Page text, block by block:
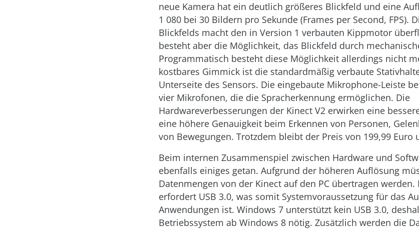
neue Kamera hat ein deutlich größeres Blickfeld und eine
1 080 bei 30 Bildern pro Sekunde (Frames per Second, FPS).
Blickfelds macht den in Version 1 verbauten Kippmotor
besteht aber die Möglichkeit, das Blickfeld durch
Programmatisch besteht diese Möglichkeit allerdings nicht
kostbares Gimmick ist die standardmäßig verbaute
Unterseite des Sensors. Die eingebaute Mikro­phone-Leiste
vier Mikrofonen, die die Spracherkennung ermöglichen. Die
Hardwareverbesserungen der Kinect V2 erwirken eine
eine höhere Genauigkeit beim Erkennen von Personen,
von Bewegungen. Trotzdem bleibt der Preis von 199,99 Euro
Beim internen Zusammenspiel zwischen Hardware und
ebenfalls einiges getan. Aufgrund der höheren Auflösung
Datenmengen von der Kinect auf den PC übertragen werden.
erfordert USB 3.0, was somit Systemvoraussetzung für das
Anwendungen ist. Windows 7 unterstützt kein USB 3.0,
Betriebssystem ab Windows 8 nötig. Zusätzlich werden die